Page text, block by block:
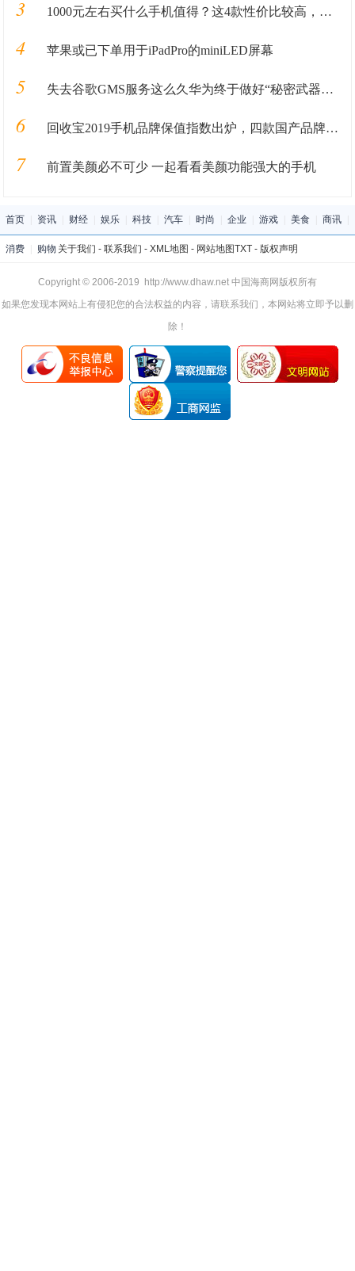
3 1000元左右买什么手机值得？这4款性价比较高，可能你会喜欢
4 苹果或已下单用于iPadPro的miniLED屏幕
5 失去谷歌GMS服务这么久华为终于做好“秘密武器”准备重回国际市场
6 回收宝2019手机品牌保值指数出炉，四款国产品牌保值率超华为
7 前置美颜必不可少 一起看看美颜功能强大的手机
首页 资讯 财经 娱乐 科技 汽车 时尚 企业 游戏 美食 商讯
消费 购物 关于我们 - 联系我们 - XML地图 - 网站地图TXT- 版权声明
Copyright © 2006-2019 http://www.dhaw.net 中国海商网版权所有
如果您发现本网站上有侵犯您的合法权益的内容，请联系我们，本网站将立即予以删
除！